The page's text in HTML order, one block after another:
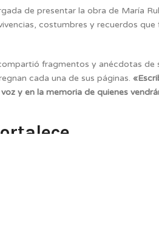
de presentar la obra de María
costumbres y recuerdos
fragmentos y anécdotas de
cada una de sus páginas.
y en la memoria de quienes